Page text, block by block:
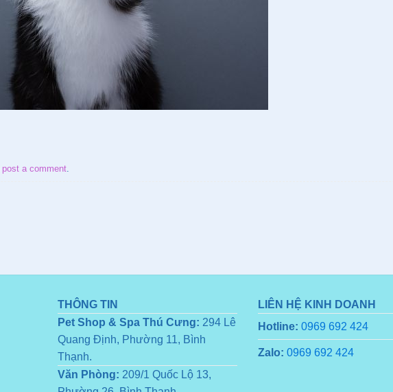
post a comment.
THÔNG TIN
Pet Shop & Spa Thú Cưng: 294 Lê
Quang Định, Phường 11, Bình
Thạnh.
Văn Phòng: 209/1 Quốc Lộ 13,
LIÊN HỆ KINH DOANH
Hotline: 0969 692 424
Zalo: 0969 692 424